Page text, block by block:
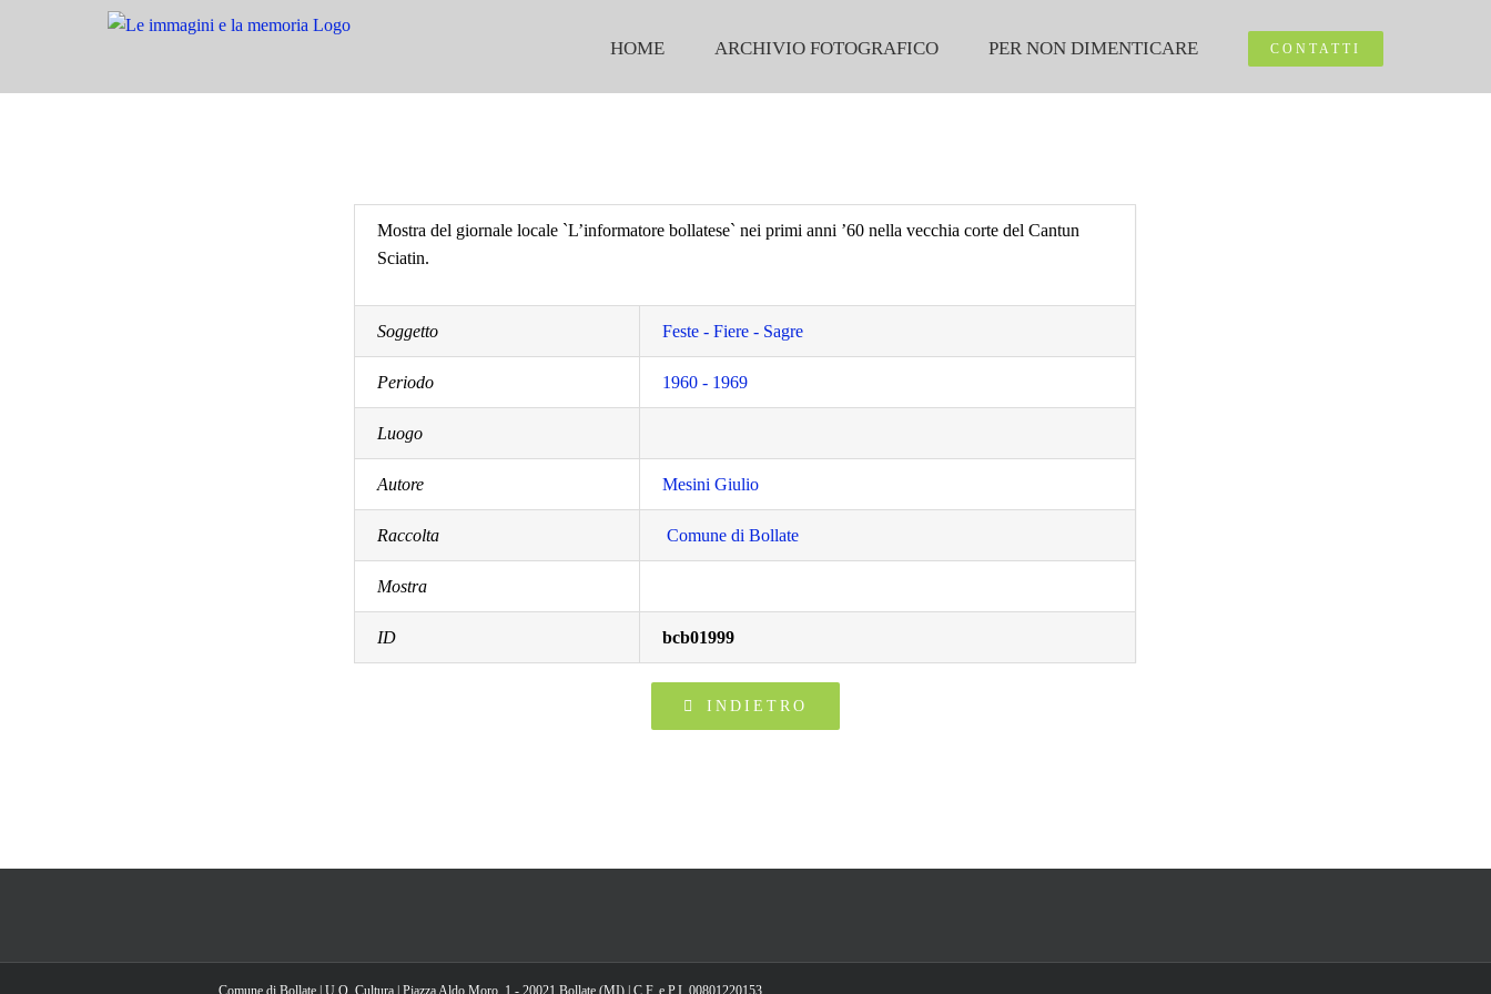
HOME ARCHIVIO FOTOGRAFICO PER NON DIMENTICARE CONTATTI
Mostra del giornale locale `L’informatore bollatese` nei primi anni ’60 nella vecchia corte del Cantun
Sciatin.
Soggetto Feste - Fiere - Sagre
Periodo 1960 - 1969
Luogo
Autore Mesini Giulio
Raccolta Comune di Bollate
Mostra
ID bcb01999
INDIETRO
Comune di Bollate | U.O. Cultura | Piazza Aldo Moro, 1 - 20021 Bollate (MI) | C.F. e P.I. 00801220153